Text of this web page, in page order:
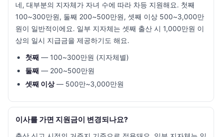
네, 대부분의 지자체가 자녀 수에 따라 차등 지원해요. 첫째
100~300만원, 둘째 200~500만원, 셋째 이상 500~3,000만
원이 일반적이에요. 일부 지자체는 셋째 출산 시 1,000만원 이
상의 일시 지급금을 제공하기도 해요.
첫째 — 100~300만원 (지자체별)
둘째 — 200~500만원
셋째 이상— 500만~3,000만원
이사를 가면 지원금이 변경되나요?